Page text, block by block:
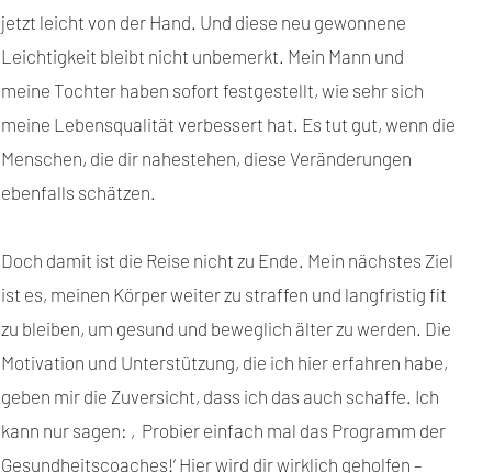
jetzt leicht von der Hand. Und diese neu gewonnene
Leichtigkeit bleibt nicht unbemerkt. Mein Mann und
meine Tochter haben sofort festgestellt, wie sehr sich
meine Lebensqualität verbessert hat. Es tut gut, wenn die
Menschen, die dir nahestehen, diese Veränderungen
ebenfalls schätzen.
Doch damit ist die Reise nicht zu Ende. Mein nächstes Ziel
ist es, meinen Körper weiter zu straffen und langfristig fit
zu bleiben, um gesund und beweglich älter zu werden. Die
Motivation und Unterstützung, die ich hier erfahren habe,
geben mir die Zuversicht, dass ich das auch schaffe. Ich
kann nur sagen: ‚Probier einfach mal das Programm der
Gesundheitscoaches!‘ Hier wird dir wirklich geholfen –